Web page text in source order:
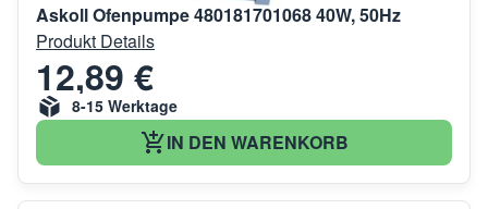
Askoll Ofenpumpe 480181701068 40W, 50Hz
Produkt Details
12,89 €
8-15 Werktage
IN DEN WARENKORB